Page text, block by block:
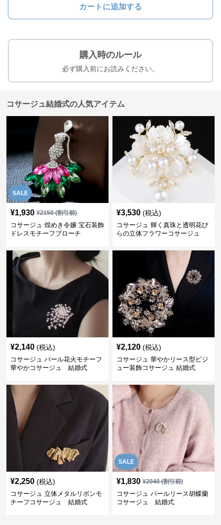
カートに追加する
購入時のルール
必ず購入前にお読みください。
コサージュ結婚式の人気アイテム
SALE
¥1,930 ¥2150(割引前)
コサージュ 煌めき令嬢 宝石装飾
ドレスモチーフブローチ
¥3,530 (税込)
コサージュ 輝く真珠と透明花び
らの立体フラワーコサージュ
¥2,140 (税込)
コサージュ パール花火モチーフ
華やかコサージュ 結婚式
¥2,120 (税込)
コサージュ 華やかリース型ビジ
ュー装飾コサージュ 結婚式
¥2,250 (税込)
コサージュ 立体メタルリボンモ
チーフコサージュ 結婚式
SALE
¥1,830 ¥2040(割引前)
コサージュ パールリース胡蝶蘭
コサージュ 結婚式